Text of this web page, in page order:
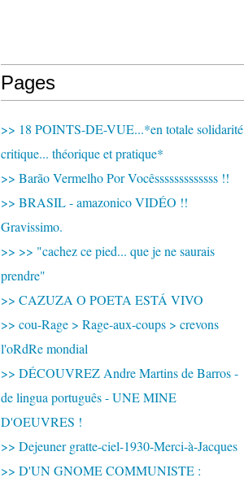
Pages
>> 18 POINTS-DE-VUE...*en totale solidarité
critique... théorique et pratique*
>> Barão Vermelho Por Vocêsssssssssssss !!
>> BRASIL - amazonico VIDÉO !!
Gravissimo.
>> >> "cachez ce pied... que je ne saurais
prendre"
>> CAZUZA O POETA ESTÁ VIVO
>> cou-Rage > Rage-aux-coups > crevons
l'oRdRe mondial
>> DÉCOUVREZ Andre Martins de Barros -
de lingua português - UNE MINE
D'OEUVRES !
>> Dejeuner gratte-ciel-1930-Merci-à-Jacques
>> D'UN GNOME COMMUNISTE :